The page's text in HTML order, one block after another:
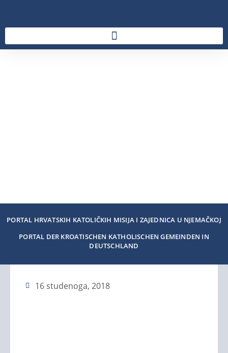
PORTAL HRVATSKIH KATOLIČKIH MISIJA I ZAJEDNICA U NJEMAČKOJ
PORTAL DER KROATISCHEN KATHOLISCHEN GEMEINDEN IN
DEUTSCHLAND
16 studenoga, 2018